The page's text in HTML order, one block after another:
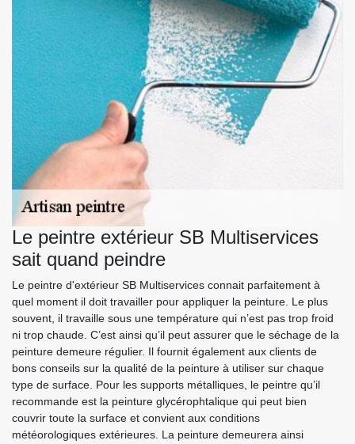
Le peintre extérieur SB Multiservices
sait quand peindre
Le peintre d'extérieur SB Multiservices connait parfaitement à
quel moment il doit travailler pour appliquer la peinture. Le plus
souvent, il travaille sous une température qui n’est pas trop froid
ni trop chaude. C’est ainsi qu’il peut assurer que le séchage de la
peinture demeure régulier. Il fournit également aux clients de
bons conseils sur la qualité de la peinture à utiliser sur chaque
type de surface. Pour les supports métalliques, le peintre qu’il
recommande est la peinture glycérophtalique qui peut bien
couvrir toute la surface et convient aux conditions
météorologiques extérieures. La peinture demeurera ainsi